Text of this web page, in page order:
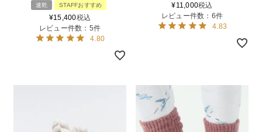
速乾 STAFFおすすめ
¥15,400税込
レビュー件数：5件
4.80
¥11,000税込
レビュー件数：6件
4.83